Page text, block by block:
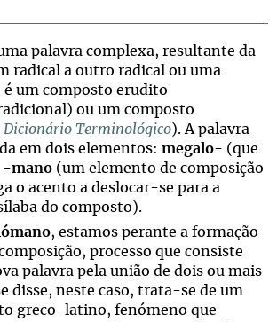
palavra complexa, resultante da
radical a outro radical ou uma
é um composto erudito
ou um composto
Dicionário Terminológico). A palavra
em dois elementos: megalo- (que
-mano (um elemento de composição
o acento a deslocar-se para a
do composto).
, estamos perante a formação
processo que consiste
palavra pela união de dois ou mais
disse, neste caso, trata-se de um
greco-latino, fenómeno que